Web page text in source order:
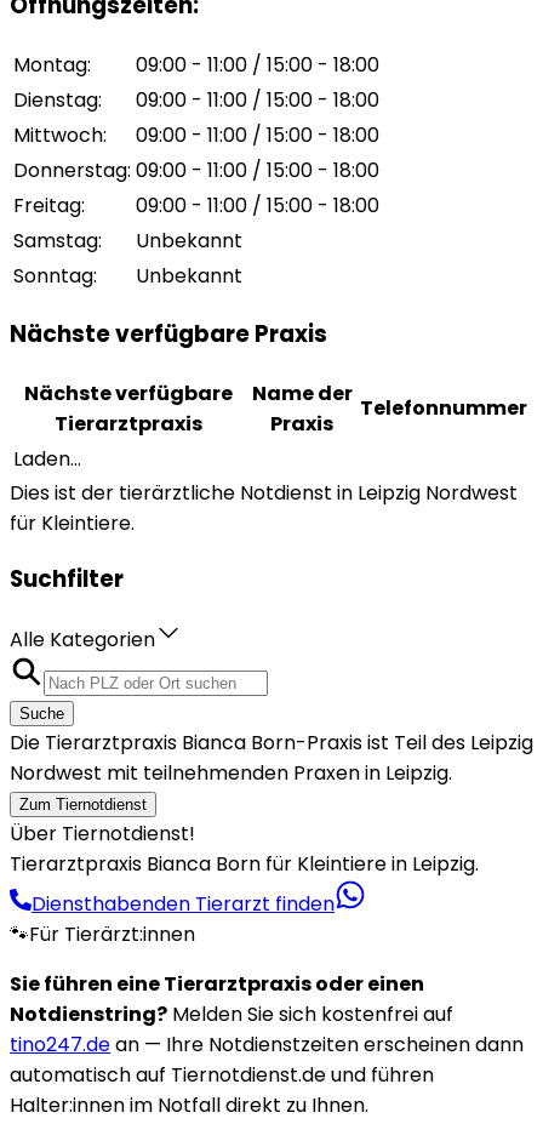
Montag:
09:00 - 11:00 / 15:00 - 18:00
Dienstag:
09:00 - 11:00 / 15:00 - 18:00
Mittwoch:
09:00 - 11:00 / 15:00 - 18:00
Donnerstag: 09:00 - 11:00 / 15:00 - 18:00
Freitag:
09:00 - 11:00 / 15:00 - 18:00
Samstag:
Unbekannt
Sonntag: Unbekannt
Nächste verfügbare Praxis
Nächste verfügbare
Tierarztpraxis
Name der
Praxis
Telefonnummer
Laden...
Dies ist der tierärztliche Notdienst in Leipzig Nordwest
für Kleintiere.
Suchfilter
Alle Kategorien
Suche
Die Tierarztpraxis Bianca Born-Praxis ist Teil des Leipzig
Nordwest mit teilnehmenden Praxen in Leipzig.
Zum Tiernotdienst
Über Tiernotdienst!
Tierarztpraxis Bianca Born für Kleintiere in Leipzig.
Diensthabenden Tierarzt finden
🐾Für Tierärzt:innen
Sie führen eine Tierarztpraxis oder einen
Notdienstring? Melden Sie sich kostenfrei auf
tino247.dean — Ihre Notdienstzeiten erscheinen dann
automatisch auf Tiernotdienst.de und führen
Halter:innen im Notfall direkt zu Ihnen.